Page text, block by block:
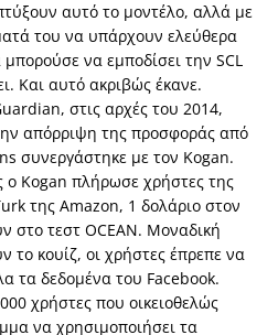
αυτό το μοντέλο, αλλά με
του να υπάρχουν ελεύθερα
να εμποδίσει την SCL
Και αυτό ακριβώς έκανε.
στις αρχές του 2014,
απόρριψη της προσφοράς από
συνεργάστηκε με τον Kogan.
ο Kogan πλήρωσε χρήστες της
της Amazon, 1 δολάριο στον
στο τεστ OCEAN. Μοναδική
το κουίζ, οι χρήστες έπρεπε να
τα δεδομένα του Facebook.
χρήστες που οικειοθελώς
να χρησιμοποιήσει τα